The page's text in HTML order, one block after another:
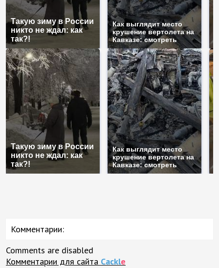
Такую зиму в России
никто не ждал: как
так?!
Как выглядит место
крушение вертолета на
Кавказе: смотреть
Такую зиму в России
никто не ждал: как
так?!
Как выглядит место
крушение вертолета на
Кавказе: смотреть
Комментарии:
Comments are disabled
Комментарии для сайта Cackle